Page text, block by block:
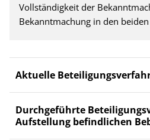
Vollständigkeit der
Bekanntmachung in den
Aktuelle
Durchgeführte
Aufstellung befindlichen